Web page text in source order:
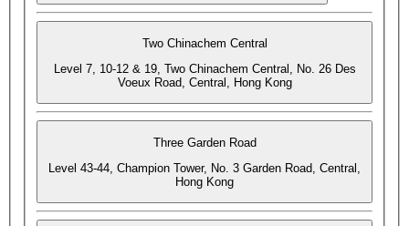
Two Chinachem Central
Level 7, 10-12 & 19, Two Chinachem Central, No. 26 Des
Voeux Road, Central, Hong Kong
Three Garden Road
Level 43-44, Champion Tower, No. 3 Garden Road, Central,
Hong Kong